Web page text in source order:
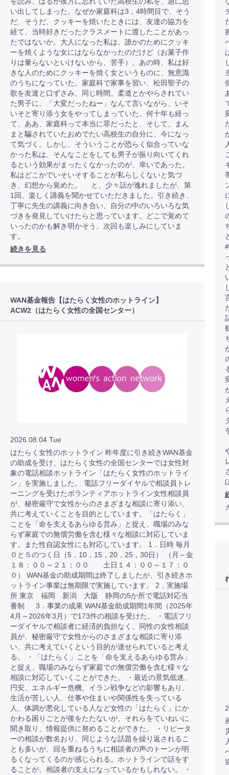
い出してしまった。なぜか家庭科は3，4時間目で、そう
だ、そうだ、クッキーを焼いたときには、友達の協力を
経て、当時好きだったクラスメートに渡したことがあっ
たではないか。大人になった私は、誰かのためにクッキ
ーを焼くような女にはならなかったのだけど（お菓子作
りは量らないといけないから、苦手）、あの時、私は好
きな人のためにクッキーを焼く女というものに、無意識
のうちになっていた。家庭科で家事を習い、松田聖子の
歌を友達と口ずさみ、同じ時間、柔道とかやらされてい
た男子に、「大変だったねー」なんて言いながら、いそ
いそと寄り添う女をやってしまっていた。何十年も経っ
て、ああ、家庭科って本当に罪だったと、そして、まん
まと騙されていたおめでたい高校生の自分に、今になっ
て気づく。しかし、そういうことが恐らく似合っていな
かった私は、そんなことをしても男子が振り向いてくれ
るという効果がまったくなかったのが、幸いであった。
私はどこかでいそいそすることが私らしくないと気づ
き、幻想から覚めた。 と、少々話が逸れましたが、第
1回、楽しく講義を聞かせていただきました。引き続き、
丁寧に先生の講義に向き合い、自分の中のいろいろな気
づきを発見していけたらと思っています。どこで覚めて
いったのかも解き明かそう。次回も楽しみにしていま
す。
続きを見る
WAN基金報告【はたらく女性のホットライン】
ACW2（はたらく女性の全国センター）
2026.08.04 Tue
はたらく女性のホットライン 昨年度に引き続きWAN基金
の助成を受け、はたらく女性の全国センターでは女性対
象の電話相談ホットライン「はたらく女性のホットライ
ン」を実施しました。 電話フリーダイヤルで相談員トレ
ーニングを受けたボランティアホットライン女性相談員
が、秘密厳守で女性からのさまざまな相談に寄り添い、
共に考えていくことを目的としています。「はたらく」
ことを「命を支えるあらゆる営み」と捉え、職場のみな
らず家庭での無償労働を含む様々な相談に対応していま
す。また性自認女性にも対応しています。 1．日時 毎月
０と５のつく日（5，10，15，20，25，30日） （月～金
１８：００～２１：００ 土日１４：００～１７：０
０） WAN基金の助成期間は終了しましたが、引き続きホ
ットライン事業は無期限で実施しています。 2．実施場
所 東京 福岡 新潟 大阪 静岡の5か所で電話対応当
番制 3．事業の成果 WAN基金助成期間1年間（2025年
4月～2026年3月）で173件の相談を受けた。 ・電話フリ
ーダイヤルで相談者に経済的負担なく、同性の女性相談
員が、秘密厳守で女性からのさまざまな相談に寄り添
い、共に考えていくという目的が達せられていると考え
る。 ・「はたらく」ことを「命を支えるあらゆる営み」
と捉え、職場のみならず家庭での無償労働を含む様々な
相談に対応していくことができた。 ・最近の景気低迷、
円安、エネルギー危機、イラン戦争などの影響もあり、
生活が苦しい人、仕事や住まいや関係性を失っている
人、体調が悪化している人など女性の「はたらく」にか
かわる困りごとが後をたたないが、それらをていねいに
聞き取り、情報提供に努めることができた。 ・リピータ
ーの相談が数名おり、同じような話題を繰り返されるこ
とも多いが、回を重ねるうちに相談者の声のトーンが明
るくなってくるのが感じられる。ホットラインで話をす
ることが、相談者の支えになっているかもしれない。 ・